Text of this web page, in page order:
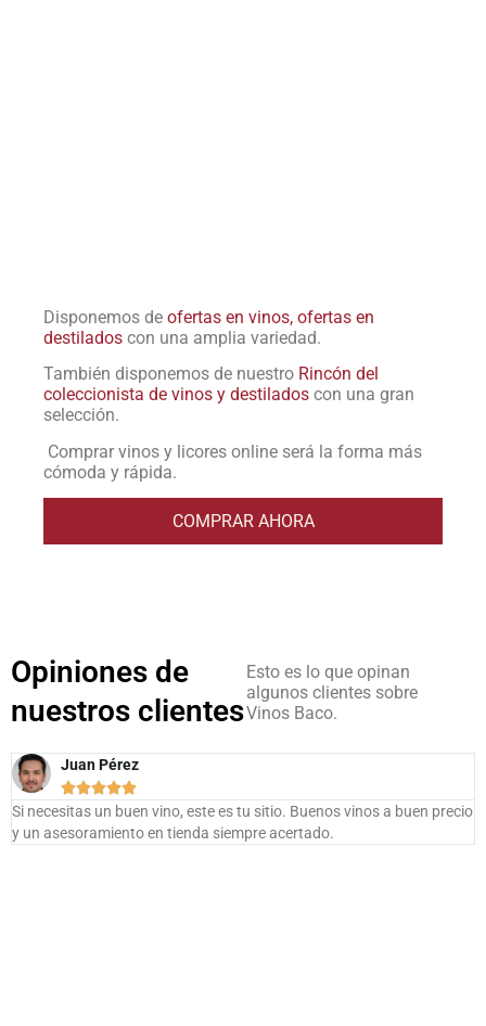
Disponemos de ofertas en vinos, ofertas en
destilados con una amplia variedad.
También disponemos de nuestro Rincón del
coleccionista de vinos y destilados con una gran
selección.
Comprar vinos y licores online será la forma más
cómoda y rápida.
COMPRAR AHORA
Opiniones de
nuestros clientes
Esto es lo que opinan
algunos clientes sobre
Vinos Baco.
Juan Pérez

Si necesitas un buen vino, este es tu sitio. Buenos vinos a buen precio
y un asesoramiento en tienda siempre acertado.